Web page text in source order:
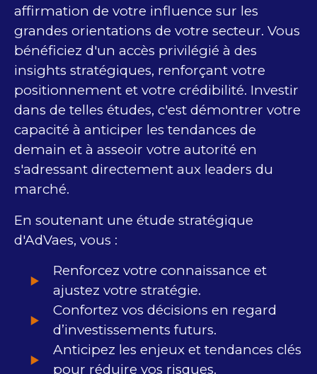
affirmation de votre influence sur les
grandes orientations de votre secteur. Vous
bénéficiez d'un accès privilégié à des
insights stratégiques, renforçant votre
positionnement et votre crédibilité. Investir
dans de telles études, c'est démontrer votre
capacité à anticiper les tendances de
demain et à asseoir votre autorité en
s'adressant directement aux leaders du
marché.
En soutenant une étude stratégique
d'AdVaes, vous :
Renforcez votre connaissance et
ajustez votre stratégie.
Confortez vos décisions en regard
d’investissements futurs.
Anticipez les enjeux et tendances clés
pour réduire vos risques.